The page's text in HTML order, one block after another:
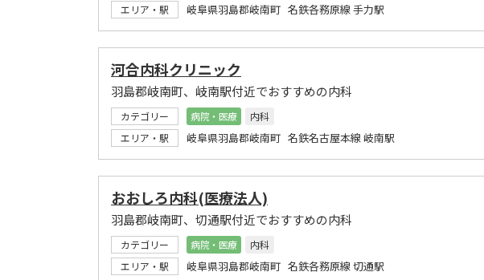
エリア・駅
岐阜県羽島郡岐南町 名鉄各務原線 手力駅
河合内科クリニック
羽島郡岐南町、岐南駅付近でおすすめの内科
カテゴリー 病院・医療
内科
エリア・駅
岐阜県羽島郡岐南町 名鉄名古屋本線 岐南駅
おおしろ内科(医療法人)
羽島郡岐南町、切通駅付近でおすすめの内科
カテゴリー 病院・医療
内科
エリア・駅
岐阜県羽島郡岐南町 名鉄各務原線 切通駅